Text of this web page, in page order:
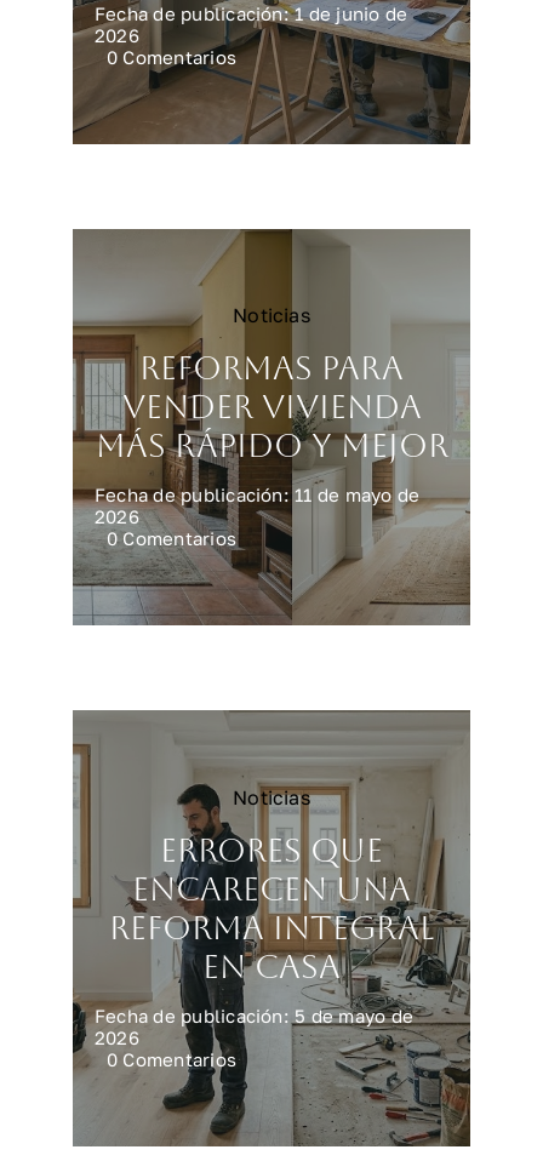
Fecha de publicación: 1 de junio de
2026
0 Comentarioson
Reformar
una
cocina
en
claves
Noticias
Reformas para
vender vivienda
más rápido y mejor
Fecha de publicación: 11 de mayo de
2026
0 Comentarioson
Reformas
para
vender
vivienda
mejor
Noticias
Errores que
encarecen una
reforma integral
en casa
Fecha de publicación: 5 de mayo de
2026
0 Comentarioson
Errores
que
encarecen
una